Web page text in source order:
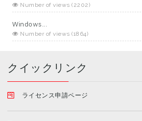
Number of views (2202)
Windows...
Number of views (1864)
クイックリンク
ライセンス申請ページ